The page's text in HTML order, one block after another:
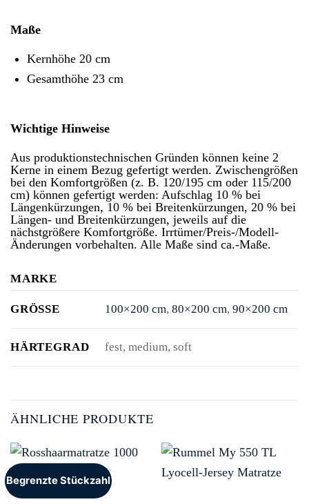
Maße
Kernhöhe 20 cm
Gesamthöhe 23 cm
Wichtige Hinweise
Aus produktionstechnischen Gründen können keine 2
Kerne in einem Bezug gefertigt werden. Zwischengrößen
bei den Komfortgrößen (z. B. 120/195 cm oder 115/200
cm) können gefertigt werden: Aufschlag 10 % bei
Längenkürzungen, 10 % bei Breitenkürzungen, 20 % bei
Längen- und Breitenkürzungen, jeweils auf die
nächstgrößere Komfortgröße. Irrtümer/Preis-/Modell-
Änderungen vorbehalten. Alle Maße sind ca.-Maße.
MARKE
GRÖSSE 100×200 cm,80×200 cm,90×200 cm
HÄRTEGRAD fest, medium, soft
ÄHNLICHE PRODUKTE
Begrenzte Stückzahl